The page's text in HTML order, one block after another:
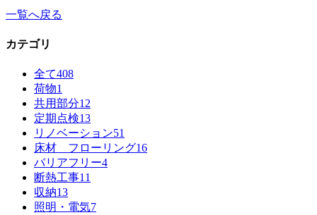
一覧へ戻る
カテゴリ
全て408
荷物1
共用部分12
定期点検13
リノベーション51
床材 フローリング16
バリアフリー4
断熱工事11
収納13
照明・電気7